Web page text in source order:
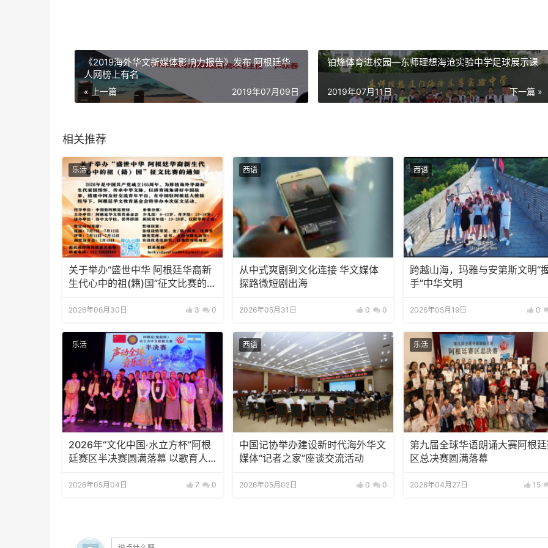
《2019海外华文新媒体影响力报告》发布 阿根廷华
人网榜上有名
« 上一篇 2019年07月09日
铂烽体育进校园—东师理想海沧实验中学足球展示课
下一篇 »
2019年07月11日
相关推荐
乐活
关于举办“盛世中华 阿根廷华裔新
生代心中的祖(籍)国”征文比赛的通
2026年06月30日 3 0
西语
从中式爽剧到文化连接 华文媒体
探路微短剧出海
2026年05月31日 0 0
西语
跨越山海，玛雅与安第斯文明“
手”中华文明
2026年05月19日 0
乐活
2026年“文化中国·水立方杯”阿根
廷赛区半决赛圆满落幕 以歌育人
2026年05月04日 7 0
西语
中国记协举办建设新时代海外华文
媒体“记者之家”座谈交流活动
2026年05月02日 0 0
乐活
第九届全球华语朗诵大赛阿根
区总决赛圆满落幕
2026年04月27日 15